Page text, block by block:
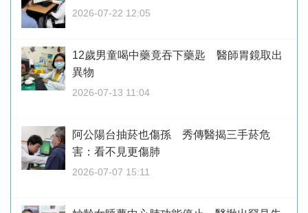
2026-07-22 12:05
12歲男童喝中藥竟吞下藥匙 醫師胃鏡取出
異物
2026-07-13 11:04
阿公陽台抽菸也傷孫 秀傳醫揭三手菸危
害：看不見更傷肺
2026-07-07 15:11